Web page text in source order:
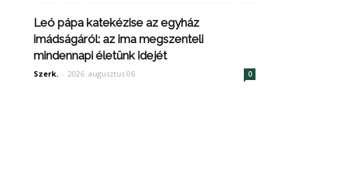
Leó pápa katekézise az egyház
imádságáról: az ima megszenteli
mindennapi életünk idejét
Szerk. - 2026. augusztus 06. 0